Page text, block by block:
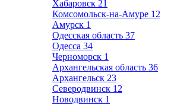
Хабаровск 21
Комсомольск-на-Амуре 12
Амурск 1
Одесская область 37
Одесса 34
Черноморск 1
Архангельская область 36
Архангельск 23
Северодвинск 12
Новодвинск 1